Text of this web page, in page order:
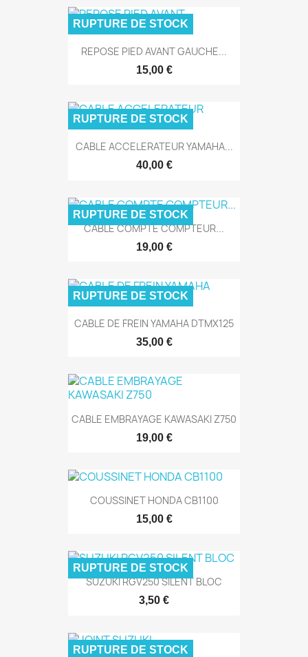
REPOSE PIED AVANT GAUCHE...
15,00 €
RUPTURE DE STOCK
CABLE ACCELERATEUR YAMAHA...
40,00 €
RUPTURE DE STOCK
CABLE COMPTE COMPTEUR...
19,00 €
RUPTURE DE STOCK
CABLE DE FREIN YAMAHA DTMX125
35,00 €
RUPTURE DE STOCK
CABLE EMBRAYAGE KAWASAKI Z750
19,00 €
COUSSINET HONDA CB1100
15,00 €
SUZUKI RGV250 SILENT BLOC
3,50 €
RUPTURE DE STOCK
RUPTURE DE STOCK